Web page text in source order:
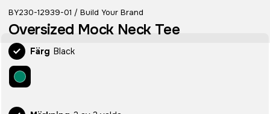
BY230-12939-01 / Build Your Brand
Oversized Mock Neck Tee
Färg Black